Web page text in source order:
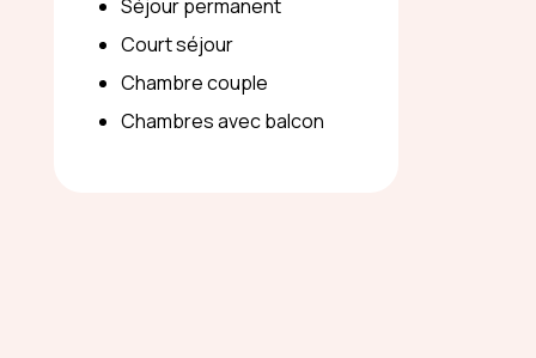
Séjour permanent
Court séjour
Chambre couple
Chambres avec balcon